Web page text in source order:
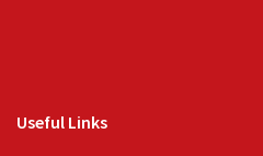
Useful Links